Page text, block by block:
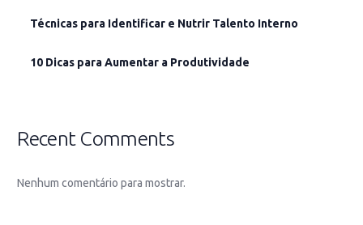
Técnicas para Identificar e Nutrir Talento Interno
10 Dicas para Aumentar a Produtividade
Recent Comments
Nenhum comentário para mostrar.